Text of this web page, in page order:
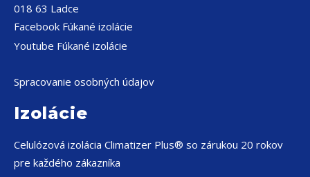
018 63 Ladce
Facebook Fúkané izolácie
Youtube Fúkané izolácie
Spracovanie osobných údajov
Izolácie
Celulózová izolácia Climatizer Plus® so zárukou 20 rokov
pre každého zákazníka